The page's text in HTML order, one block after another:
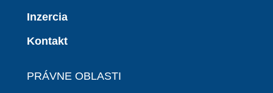
Inzercia
Kontakt
PRÁVNE OBLASTI